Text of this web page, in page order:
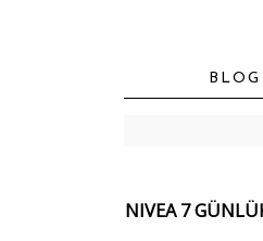
NIVEA 7